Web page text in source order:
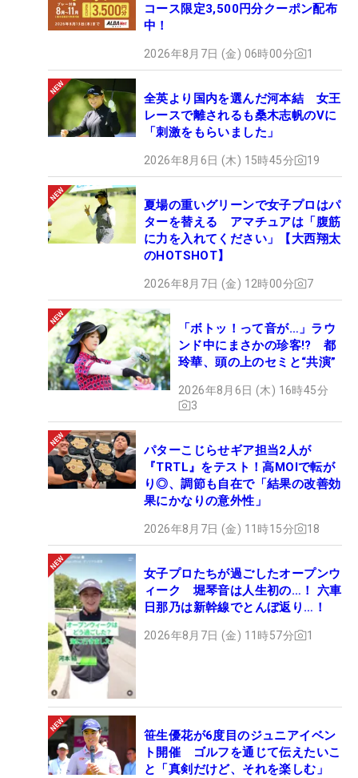
コース限定3,500円分クーポン配布
中！
2026年8月7日 (金) 06時00分 1
全英より国内を選んだ河本結 女王
レースで離されるも桑木志帆のVに
「刺激をもらいました」
2026年8月6日 (木) 15時45分 19
夏場の重いグリーンで女子プロはパ
ターを替える アマチュアは「腹筋
に力を入れてください」【大西翔太
のHOTSHOT】
2026年8月7日 (金) 12時00分 7
「ボトッ！って音が…」ラウ
ンド中にまさかの珍客!? 都
玲華、頭の上のセミと“共演”
2026年8月6日 (木) 16時45分
3
パターこじらせギア担当2人が
『TRTL』をテスト！高MOIで転が
り◎、調節も自在で「結果の改善効
果にかなりの意外性」
2026年8月7日 (金) 11時15分 18
女子プロたちが過ごしたオープンウ
ィーク 堀琴音は人生初の…！ 六車
日那乃は新幹線でとんぼ返り…！
2026年8月7日 (金) 11時57分 1
笹生優花が6度目のジュニアイベン
ト開催 ゴルフを通じて伝えたいこ
と「真剣だけど、それを楽しむ」